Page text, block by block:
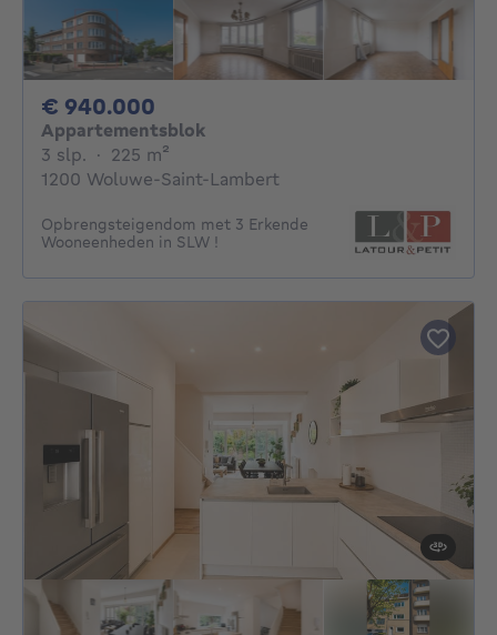
€ 940.000
Appartementsblok
3 slp. 3 slaapkamers
· 225 m²
1200 Woluwe-Saint-Lambert
Opbrengsteigendom met 3 Erkende
Wooneenheden in SLW !